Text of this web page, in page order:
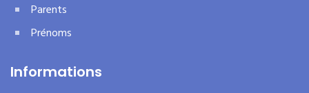
Parents
Prénoms
Informations